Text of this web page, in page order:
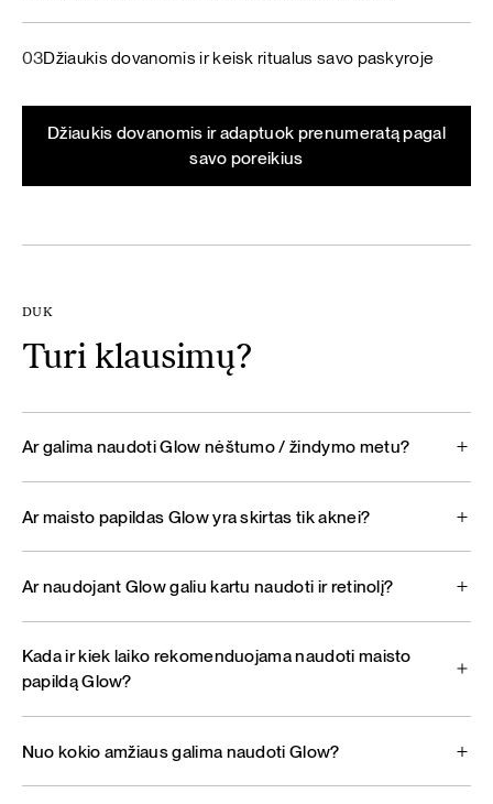
03Džiaukis dovanomis ir keisk ritualus savo paskyroje
Džiaukis dovanomis ir adaptuok prenumeratą pagal
savo poreikius
DUK
Turi klausimų?
Ar galima naudoti Glow nėštumo / žindymo metu?
Ar maisto papildas Glow yra skirtas tik aknei?
Ar naudojant Glow galiu kartu naudoti ir retinolį?
Kada ir kiek laiko rekomenduojama naudoti maisto
papildą Glow?
Nuo kokio amžiaus galima naudoti Glow?